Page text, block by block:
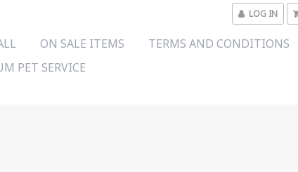
LOG IN
ON SALE ITEMS
TERMS AND CONDITIONS
PET SERVICE